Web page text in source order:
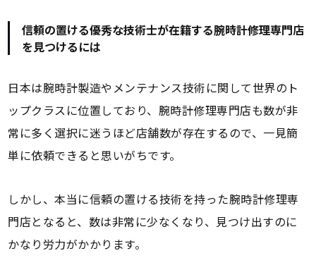
信頼の置ける優秀な技術士が在籍する腕時計修理専門店
を見つけるには
日本は腕時計製造やメンテナンス技術に関して世界のト
ップクラスに位置しており、腕時計修理専門店も数が非
常に多く選択に迷うほど店舗数が存在するので、一見簡
単に依頼できると思いがちです。
しかし、本当に信頼の置ける技術を持った腕時計修理専
門店となると、数は非常に少なくなり、見つけ出すのに
かなり労力がかかります。